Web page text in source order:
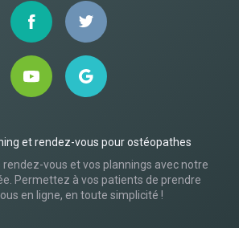
et rendez-vous pour ostéopathes
rendez-vous et vos plannings avec notre
Permettez à vos patients de prendre
en ligne, en toute simplicité !